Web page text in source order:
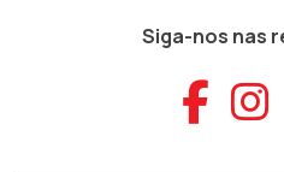
Siga-nos nas